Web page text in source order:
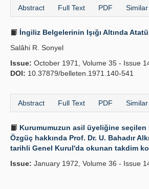
Abstract Full Text PDF
İngiliz Belgelerinin Işığı Altında
Salâhi R. Sonyel
Issue: October 1971, Volume 35 - Issue
DOI: 10.37879/belleten.1971.140-541
Abstract Full Text PDF
Kurumumuzun asil üyeliğine seçilen
Özgüç hakkında Prof. Dr. U. Bahadır
tarihli Genel Kurul'da okunan takdim
Issue: January 1972, Volume 36 - Issue